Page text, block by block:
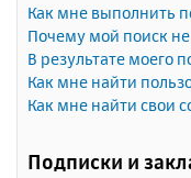
Как мне выполнить
Почему мой поиск не
В результате моего
Как мне найти
Как мне найти свои
Подписки и